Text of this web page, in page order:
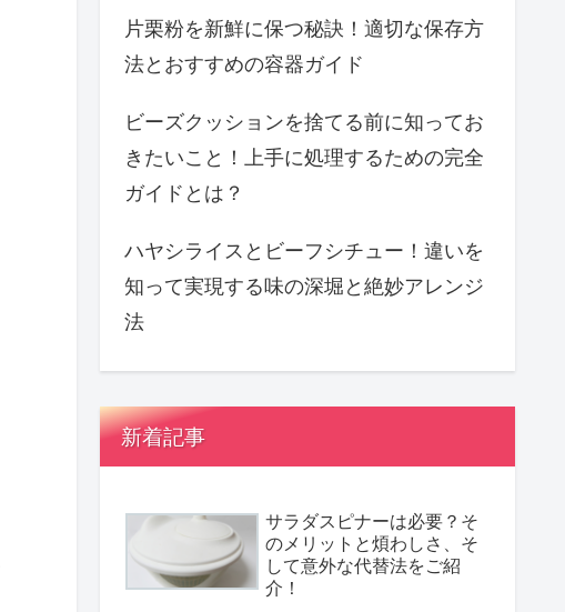
片栗粉を新鮮に保つ秘訣！適切な保存方
法とおすすめの容器ガイド
ビーズクッションを捨てる前に知ってお
きたいこと！上手に処理するための完全
ガイドとは？
ハヤシライスとビーフシチュー！違いを
知って実現する味の深堀と絶妙アレンジ
法
新着記事
サラダスピナーは必要？そ
のメリットと煩わしさ、そ
して意外な代替法をご紹
介！